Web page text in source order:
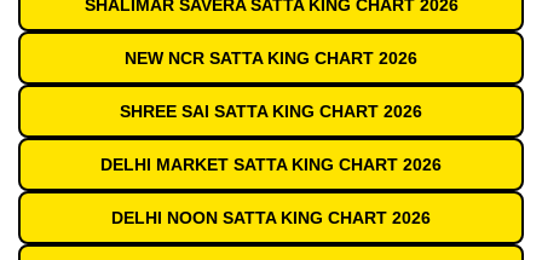
SHALIMAR SAVERA SATTA KING CHART 2026
NEW NCR SATTA KING CHART 2026
SHREE SAI SATTA KING CHART 2026
DELHI MARKET SATTA KING CHART 2026
DELHI NOON SATTA KING CHART 2026